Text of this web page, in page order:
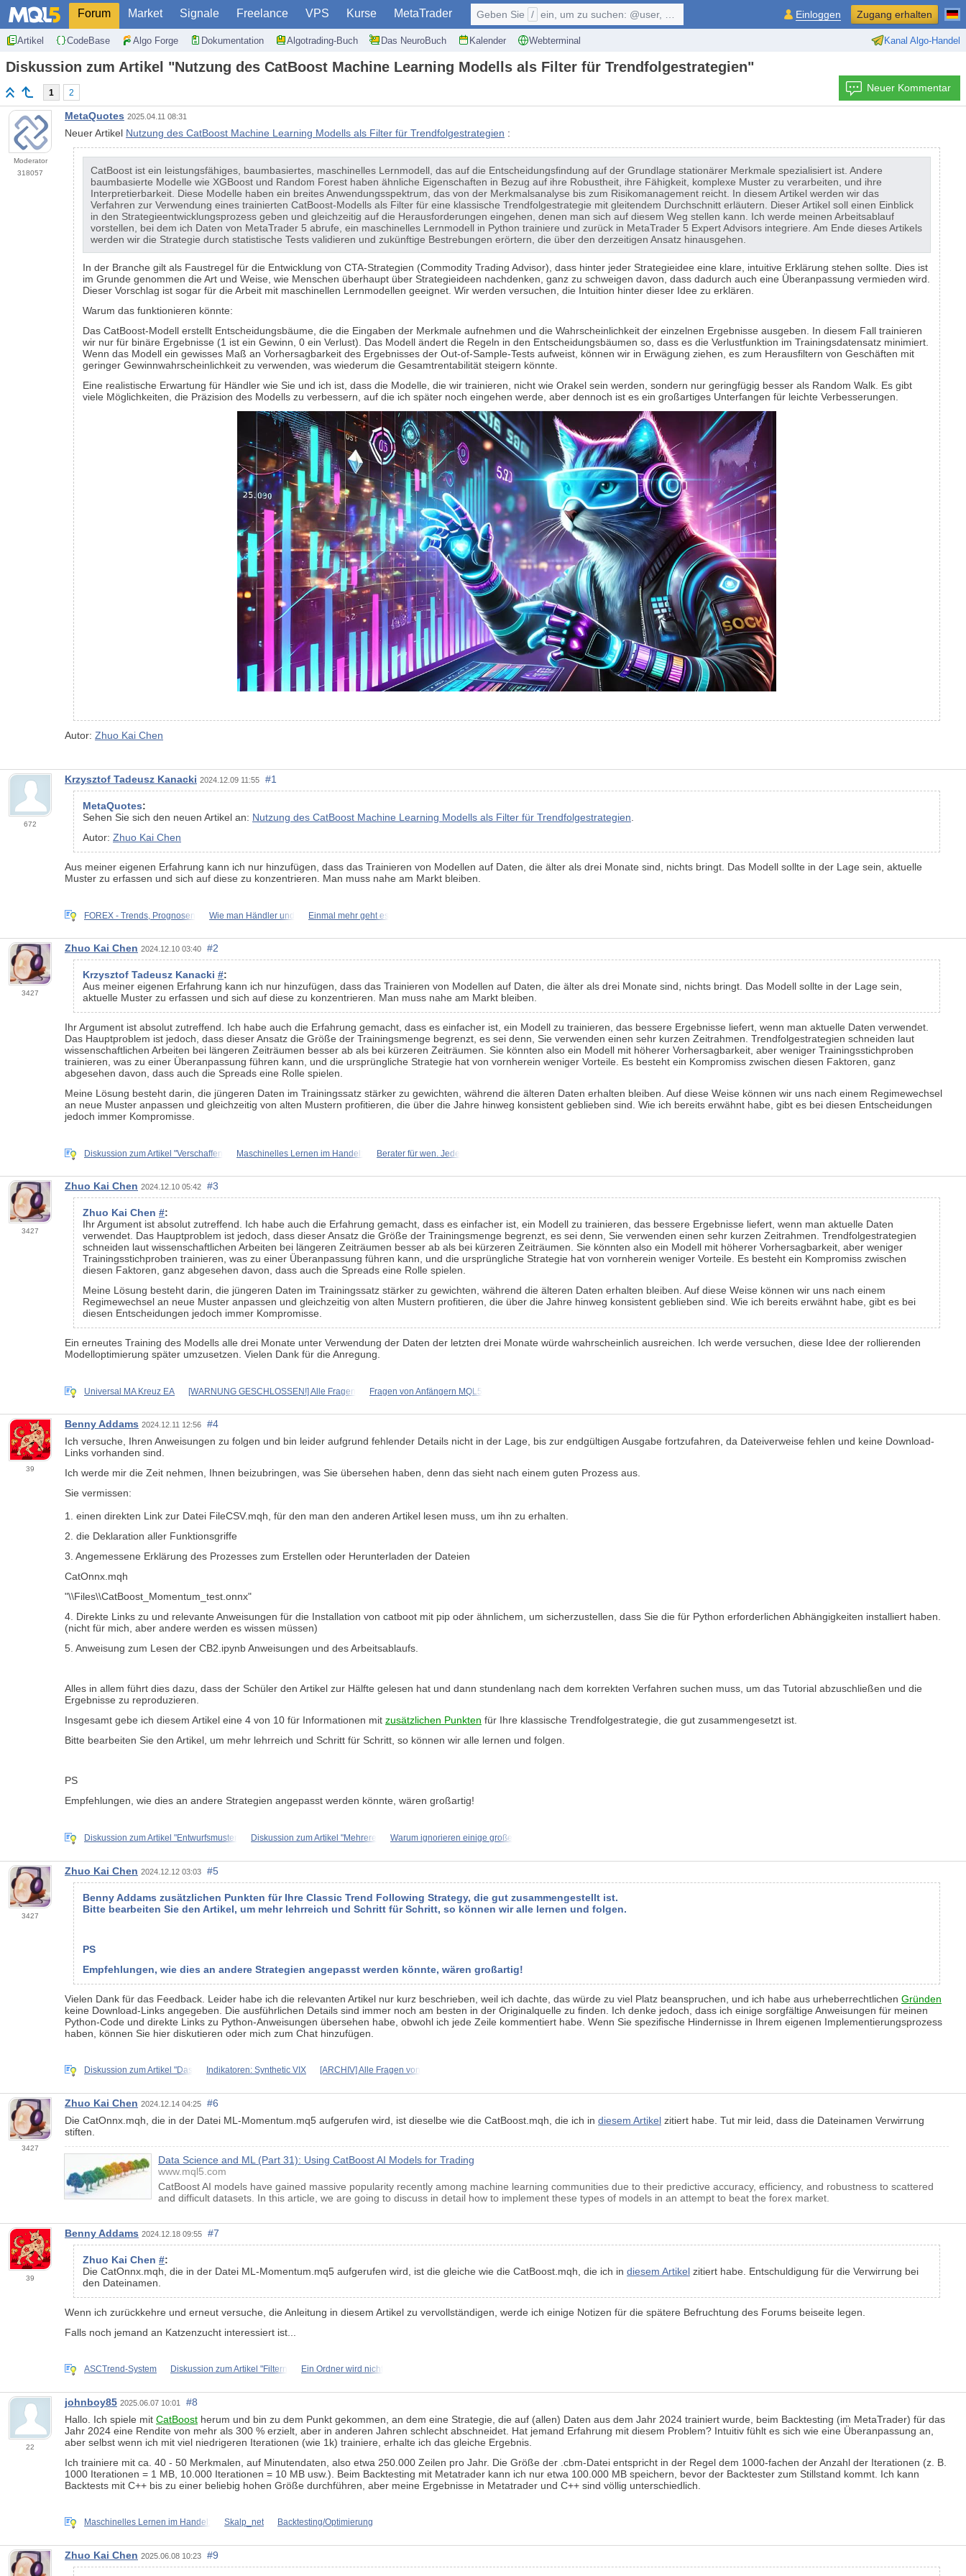
Forum Market Signale Freelance VPS Kurse MetaTrader
Artikel CodeBase Algo Forge Dokumentation Algotrading-Buch Das NeuroBuch Kalender Webterminal Kanal Algo-Handel
Geben Sie / ein, um zu suchen: @user, $symbol, ... Einloggen Zugang erhalten
Diskussion zum Artikel "Nutzung des CatBoost Machine Learning Modells als Filter für Trendfolgestrategien"
1 2 Neuer Kommentar
Moderator
318057
MetaQuotes 2025.04.11 08:31
Neuer Artikel Nutzung des CatBoost Machine Learning Modells als Filter für Trendfolgestrategien :
CatBoost ist ein leistungsfähiges, baumbasiertes, maschinelles Lernmodell, das auf die Entscheidungsfindung auf der Grundlage stationärer Merkmale spezialisiert ist. Andere
baumbasierte Modelle wie XGBoost und Random Forest haben ähnliche Eigenschaften in Bezug auf ihre Robustheit, ihre Fähigkeit, komplexe Muster zu verarbeiten, und ihre
Interpretierbarkeit. Diese Modelle haben ein breites Anwendungsspektrum, das von der Merkmalsanalyse bis zum Risikomanagement reicht. In diesem Artikel werden wir das
Verfahren zur Verwendung eines trainierten CatBoost-Modells als Filter für eine klassische Trendfolgestrategie mit gleitendem Durchschnitt erläutern. Dieser Artikel soll einen Einblick
in den Strategieentwicklungsprozess geben und gleichzeitig auf die Herausforderungen eingehen, denen man sich auf diesem Weg stellen kann. Ich werde meinen Arbeitsablauf
vorstellen, bei dem ich Daten von MetaTrader 5 abrufe, ein maschinelles Lernmodell in Python trainiere und zurück in MetaTrader 5 Expert Advisors integriere. Am Ende dieses Artikels
werden wir die Strategie durch statistische Tests validieren und zukünftige Bestrebungen erörtern, die über den derzeitigen Ansatz hinausgehen.
In der Branche gilt als Faustregel für die Entwicklung von CTA-Strategien (Commodity Trading Advisor), dass hinter jeder Strategieidee eine klare, intuitive Erklärung stehen sollte. Dies ist
im Grunde genommen die Art und Weise, wie Menschen überhaupt über Strategieideen nachdenken, ganz zu schweigen davon, dass dadurch auch eine Überanpassung vermieden wird.
Dieser Vorschlag ist sogar für die Arbeit mit maschinellen Lernmodellen geeignet. Wir werden versuchen, die Intuition hinter dieser Idee zu erklären.
Warum das funktionieren könnte:
Das CatBoost-Modell erstellt Entscheidungsbäume, die die Eingaben der Merkmale aufnehmen und die Wahrscheinlichkeit der einzelnen Ergebnisse ausgeben. In diesem Fall trainieren
wir nur für binäre Ergebnisse (1 ist ein Gewinn, 0 ein Verlust). Das Modell ändert die Regeln in den Entscheidungsbäumen so, dass es die Verlustfunktion im Trainingsdatensatz minimiert.
Wenn das Modell ein gewisses Maß an Vorhersagbarkeit des Ergebnisses der Out-of-Sample-Tests aufweist, können wir in Erwägung ziehen, es zum Herausfiltern von Geschäften mit
geringer Gewinnwahrscheinlichkeit zu verwenden, was wiederum die Gesamtrentabilität steigern könnte.
Eine realistische Erwartung für Händler wie Sie und ich ist, dass die Modelle, die wir trainieren, nicht wie Orakel sein werden, sondern nur geringfügig besser als Random Walk. Es gibt
viele Möglichkeiten, die Präzision des Modells zu verbessern, auf die ich später noch eingehen werde, aber dennoch ist es ein großartiges Unterfangen für leichte Verbesserungen.
Autor: Zhuo Kai Chen
672
Krzysztof Tadeusz Kanacki 2024.12.09 11:55 #1
MetaQuotes:
Sehen Sie sich den neuen Artikel an: Nutzung des CatBoost Machine Learning Modells als Filter für Trendfolgestrategien
Autor: Zhuo Kai Chen
Aus meiner eigenen Erfahrung kann ich nur hinzufügen, dass das Trainieren von Modellen auf Daten, die älter als drei Monate sind, nichts bringt. Das Modell sollte in der Lage sein, aktuelle
Muster zu erfassen und sich auf diese zu konzentrieren. Man muss nahe am Markt bleiben.
FOREX - Trends, Prognosen Wie man Händler und Einmal mehr geht es
3427
Zhuo Kai Chen 2024.12.10 03:40 #2
Krzysztof Tadeusz Kanacki #:
Aus meiner eigenen Erfahrung kann ich nur hinzufügen, dass das Trainieren von Modellen auf Daten, die älter als drei Monate sind, nichts bringt. Das Modell sollte in der Lage sein,
aktuelle Muster zu erfassen und sich auf diese zu konzentrieren. Man muss nahe am Markt bleiben.
Ihr Argument ist absolut zutreffend. Ich habe auch die Erfahrung gemacht, dass es einfacher ist, ein Modell zu trainieren, das bessere Ergebnisse liefert, wenn man aktuelle Daten verwendet.
Das Hauptproblem ist jedoch, dass dieser Ansatz die Größe der Trainingsmenge begrenzt, es sei denn, Sie verwenden einen sehr kurzen Zeitrahmen. Trendfolgestrategien schneiden laut
wissenschaftlichen Arbeiten bei längeren Zeiträumen besser ab als bei kürzeren Zeiträumen. Sie könnten also ein Modell mit höherer Vorhersagbarkeit, aber weniger Trainingsstichproben
trainieren, was zu einer Überanpassung führen kann, und die ursprüngliche Strategie hat von vornherein weniger Vorteile. Es besteht ein Kompromiss zwischen diesen Faktoren, ganz
abgesehen davon, dass auch die Spreads eine Rolle spielen.
Meine Lösung besteht darin, die jüngeren Daten im Trainingssatz stärker zu gewichten, während die älteren Daten erhalten bleiben. Auf diese Weise können wir uns nach einem Regimewechsel
an neue Muster anpassen und gleichzeitig von alten Mustern profitieren, die über die Jahre hinweg konsistent geblieben sind. Wie ich bereits erwähnt habe, gibt es bei diesen Entscheidungen
jedoch immer Kompromisse.
Diskussion zum Artikel "Verschaffen Maschinelles Lernen im Handel: Berater für wen. Jede
3427
Zhuo Kai Chen 2024.12.10 05:42 #3
Zhuo Kai Chen #:
Ihr Argument ist absolut zutreffend. Ich habe auch die Erfahrung gemacht, dass es einfacher ist, ein Modell zu trainieren, das bessere Ergebnisse liefert, wenn man aktuelle Daten
verwendet. Das Hauptproblem ist jedoch, dass dieser Ansatz die Größe der Trainingsmenge begrenzt, es sei denn, Sie verwenden einen sehr kurzen Zeitrahmen. Trendfolgestrategien
schneiden laut wissenschaftlichen Arbeiten bei längeren Zeiträumen besser ab als bei kürzeren Zeiträumen. Sie könnten also ein Modell mit höherer Vorhersagbarkeit, aber weniger
Trainingsstichproben trainieren, was zu einer Überanpassung führen kann, und die ursprüngliche Strategie hat von vornherein weniger Vorteile. Es besteht ein Kompromiss zwischen
diesen Faktoren, ganz abgesehen davon, dass auch die Spreads eine Rolle spielen.
Meine Lösung besteht darin, die jüngeren Daten im Trainingssatz stärker zu gewichten, während die älteren Daten erhalten bleiben. Auf diese Weise können wir uns nach einem
Regimewechsel an neue Muster anpassen und gleichzeitig von alten Mustern profitieren, die über die Jahre hinweg konsistent geblieben sind. Wie ich bereits erwähnt habe, gibt es bei
diesen Entscheidungen jedoch immer Kompromisse.
Ein erneutes Training des Modells alle drei Monate unter Verwendung der Daten der letzten drei Monate würde wahrscheinlich ausreichen. Ich werde versuchen, diese Idee der rollierenden
Modelloptimierung später umzusetzen. Vielen Dank für die Anregung.
Universal MA Kreuz EA [WARNUNG GESCHLOSSEN!] Alle Fragen Fragen von Anfängern MQL5
39
Benny Addams 2024.12.11 12:56
#4
Ich versuche, Ihren Anweisungen zu folgen und bin leider aufgrund fehlender Details nicht in der Lage, bis zur endgültigen Ausgabe fortzufahren, da Dateiverweise fehlen und keine Download-
Links vorhanden sind.
Ich werde mir die Zeit nehmen, Ihnen beizubringen, was Sie übersehen haben, denn das sieht nach einem guten Prozess aus.
Sie vermissen:
1. einen direkten Link zur Datei FileCSV.mqh, für den man den anderen Artikel lesen muss, um ihn zu erhalten.
2. die Deklaration aller Funktionsgriffe
3. Angemessene Erklärung des Prozesses zum Erstellen oder Herunterladen der Dateien
CatOnnx.mqh
"\\Files\\CatBoost_Momentum_test.onnx"
4. Direkte Links zu und relevante Anweisungen für die Installation von catboot mit pip oder ähnlichem, um sicherzustellen, dass Sie die für Python erforderlichen Abhängigkeiten installiert haben.
(nicht für mich, aber andere werden es wissen müssen)
5. Anweisung zum Lesen der CB2.ipynb Anweisungen und des Arbeitsablaufs.
Alles in allem führt dies dazu, dass der Schüler den Artikel zur Hälfte gelesen hat und dann stundenlang nach dem korrekten Verfahren suchen muss, um das Tutorial abzuschließen und die
Ergebnisse zu reproduzieren.
Insgesamt gebe ich diesem Artikel eine 4 von 10 für Informationen mit zusätzlichen Punkten für Ihre klassische Trendfolgestrategie, die gut zusammengesetzt ist.
Bitte bearbeiten Sie den Artikel, um mehr lehrreich und Schritt für Schritt, so können wir alle lernen und folgen.
PS
Empfehlungen, wie dies an andere Strategien angepasst werden könnte, wären großartig!
Diskussion zum Artikel "Entwurfsmuster Diskussion zum Artikel "Mehrere Warum ignorieren einige große
3427
Zhuo Kai Chen 2024.12.12 03:03 #5
Benny Addams zusätzlichen Punkten für Ihre Classic Trend Following Strategy, die gut zusammengestellt ist.
Bitte bearbeiten Sie den Artikel, um mehr lehrreich und Schritt für Schritt, so können wir alle lernen und folgen.
PS
Empfehlungen, wie dies an andere Strategien angepasst werden könnte, wären großartig!
Vielen Dank für das Feedback. Leider habe ich die relevanten Artikel nur kurz beschrieben, weil ich dachte, das würde zu viel Platz beanspruchen, und ich habe aus urheberrechtlichen Gründen
keine Download-Links angegeben. Die ausführlichen Details sind immer noch am besten in der Originalquelle zu finden. Ich denke jedoch, dass ich einige sorgfältige Anweisungen für meinen
Python-Code und direkte Links zu Python-Anweisungen übersehen habe, obwohl ich jede Zeile kommentiert habe. Wenn Sie spezifische Hindernisse in Ihrem eigenen Implementierungsprozess
haben, können Sie hier diskutieren oder mich zum Chat hinzufügen.
Diskussion zum Artikel "Das Indikatoren: Synthetic VIX [ARCHIV] Alle Fragen von
3427
Zhuo Kai Chen 2024.12.14 04:25
#6
Die CatOnnx.mqh, die in der Datei ML-Momentum.mq5 aufgerufen wird, ist dieselbe wie die CatBoost.mqh, die ich in diesem Artikel zitiert habe. Tut mir leid, dass die Dateinamen Verwirrung
stiften.
Data Science and ML (Part 31): Using CatBoost AI Models for Trading
www.mql5.com
CatBoost AI models have gained massive popularity recently among machine learning communities due to their predictive accuracy, efficiency, and robustness to scattered
and difficult datasets. In this article, we are going to discuss in detail how to implement these types of models in an attempt to beat the forex market.
39
Benny Addams 2024.12.18 09:55 #7
Zhuo Kai Chen #:
Die CatOnnx.mqh, die in der Datei ML-Momentum.mq5 aufgerufen wird, ist die gleiche wie die CatBoost.mqh, die ich in diesem Artikel zitiert habe. Entschuldigung für die Verwirrung bei
den Dateinamen.
Wenn ich zurückkehre und erneut versuche, die Anleitung in diesem Artikel zu vervollständigen, werde ich einige Notizen für die spätere Befruchtung des Forums beiseite legen.
Falls noch jemand an Katzenzucht interessiert ist...
ASCTrend-System Diskussion zum Artikel "Filtern Ein Ordner wird nicht
22
johnboy85 2025.06.07 10:01
#8
Hallo. Ich spiele mit CatBoost herum und bin zu dem Punkt gekommen, an dem eine Strategie, die auf (allen) Daten aus dem Jahr 2024 trainiert wurde, beim Backtesting (im MetaTrader) für das
Jahr 2024 eine Rendite von mehr als 300 % erzielt, aber in anderen Jahren schlecht abschneidet. Hat jemand Erfahrung mit diesem Problem? Intuitiv fühlt es sich wie eine Überanpassung an,
aber selbst wenn ich mit viel niedrigeren Iterationen (wie 1k) trainiere, erhalte ich das gleiche Ergebnis.
Ich trainiere mit ca. 40 - 50 Merkmalen, auf Minutendaten, also etwa 250.000 Zeilen pro Jahr. Die Größe der .cbm-Datei entspricht in der Regel dem 1000-fachen der Anzahl der Iterationen (z. B.
1000 Iterationen = 1 MB, 10.000 Iterationen = 10 MB usw.). Beim Backtesting mit Metatrader kann ich nur etwa 100.000 MB speichern, bevor der Backtester zum Stillstand kommt. Ich kann
Backtests mit C++ bis zu einer beliebig hohen Größe durchführen, aber meine Ergebnisse in Metatrader und C++ sind völlig unterschiedlich.
Maschinelles Lernen im Handel: Skalp_net Backtesting/Optimierung
Zhuo Kai Chen 2025.06.08 10:23 #9